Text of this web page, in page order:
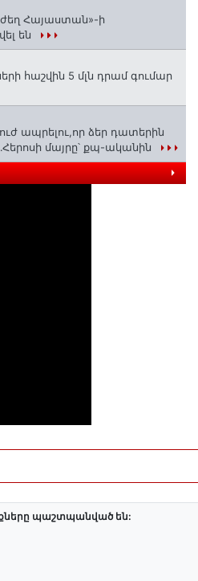
Հայաստան»-ի
են
հաշվին 5 մլն դրամ գումար
ապրելու,որ ձեր դատերին
մայրը՝ քպ-ականին
պաշտպանված են: